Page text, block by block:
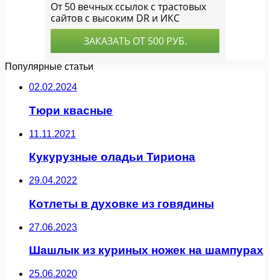
Популярные статьи
02.02.2024
Тюри квасные
11.11.2021
Кукурузные оладьи Тириона
29.04.2022
Котлеты в духовке из говядины
27.06.2023
Шашлык из куриных ножек на шампурах
25.06.2020